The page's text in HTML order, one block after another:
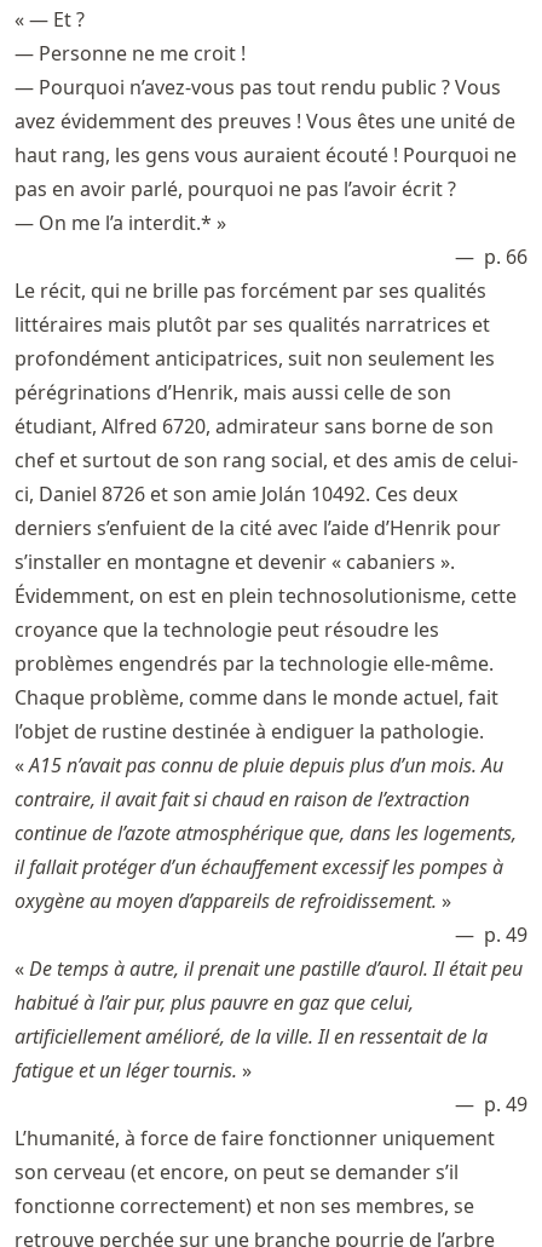
« — Et ?
— Personne ne me croit !
— Pourquoi n’avez-vous pas tout rendu public ? Vous
avez évidemment des preuves ! Vous êtes une unité de
haut rang, les gens vous auraient écouté ! Pourquoi ne
pas en avoir parlé, pourquoi ne pas l’avoir écrit ?
— On me l’a interdit.* »
p. 66
Le récit, qui ne brille pas forcément par ses qualités
littéraires mais plutôt par ses qualités narratrices et
profondément anticipatrices, suit non seulement les
pérégrinations d’Henrik, mais aussi celle de son
étudiant, Alfred 6720, admirateur sans borne de son
chef et surtout de son rang social, et des amis de celui-
ci, Daniel 8726 et son amie Jolán 10492. Ces deux
derniers s’enfuient de la cité avec l’aide d’Henrik pour
s’installer en montagne et devenir « cabaniers ».
Évidemment, on est en plein technosolutionisme, cette
croyance que la technologie peut résoudre les
problèmes engendrés par la technologie elle-même.
Chaque problème, comme dans le monde actuel, fait
l’objet de rustine destinée à endiguer la pathologie.
«A15 n’avait pas connu de pluie depuis plus d’un mois. Au
contraire, il avait fait si chaud en raison de l’extraction
continue de l’azote atmosphérique que, dans les logements,
il fallait protéger d’un échauffement excessif les pompes à
oxygène au moyen d’appareils de refroidissement. »
p. 49
«De temps à autre, il prenait une pastille d’aurol. Il était peu
habitué à l’air pur, plus pauvre en gaz que celui,
artificiellement amélioré, de la ville. Il en ressentait de la
fatigue et un léger tournis. »
p. 49
L’humanité, à force de faire fonctionner uniquement
son cerveau (et encore, on peut se demander s’il
fonctionne correctement) et non ses membres, se
retrouve perchée sur une branche pourrie de l’arbre